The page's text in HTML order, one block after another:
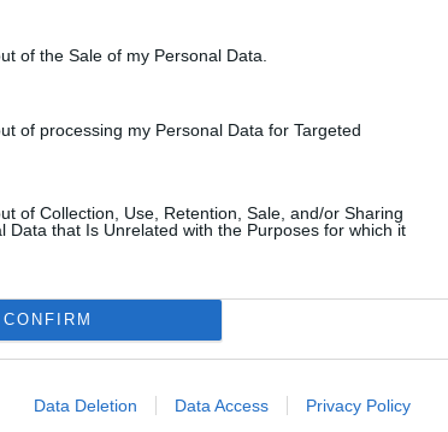
of the Sale of my Personal Data.
of processing my Personal Data for Targeted
of Collection, Use, Retention, Sale, and/or Sharing
Data that Is Unrelated with the Purposes for which it
CONFIRM
Data Deletion Data Access Privacy Policy
Εκπληρωμένες στρατιωτικές υποχρεώσεις (για
Απαραίτητη δυνατότητα έκδοσης παραστατικών
Δυνατότητες Συνεργασίας
γνώση ή εμπειρία στους παρακάτω τομείς
Εκπόνηση Μελετών Εκτίμησης Επαγγελματικού
Μελέτες Πυρασφάλειας
Συστήματα Διαχείρισης Ποιότητας και